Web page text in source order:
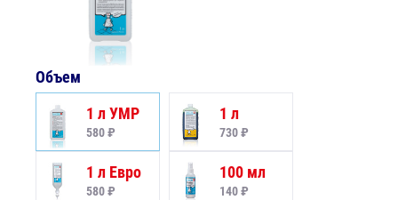
Объем
1 л УМР
580 ₽
1 л
730 ₽
1 л Евро
580 ₽
100 мл
140 ₽